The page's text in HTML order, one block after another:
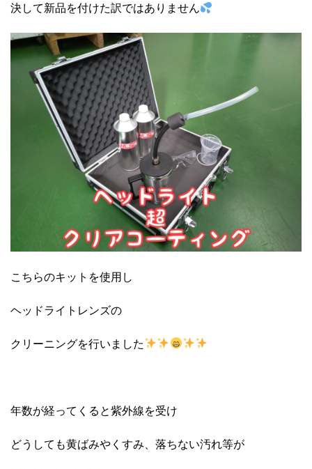
決して新品を付けた訳ではありません
こちらのキットを使用し
ヘッドライトレンズの
クリーニングを行いました
年数が経ってくると紫外線を受け
どうしても黄ばみやくすみ、落ちない汚れ等が